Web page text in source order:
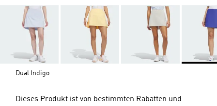
Dual Indigo
Dieses Produkt ist von bestimmten Rabatten und